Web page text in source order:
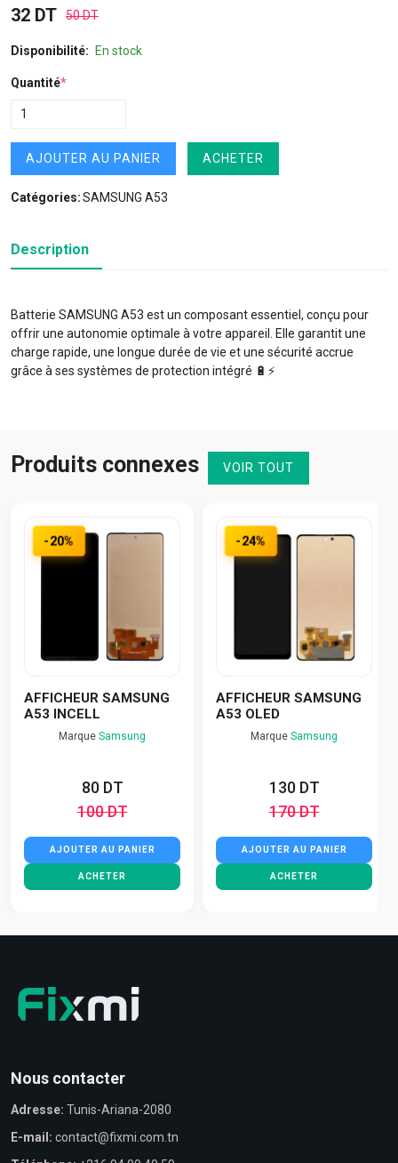
32 DT 50 DT
Disponibilité: En stock
Quantité*
AJOUTER AU PANIER ACHETER
Catégories:SAMSUNG A53
Description
Batterie SAMSUNG A53 est un composant essentiel, conçu pour
offrir une autonomie optimale à votre appareil. Elle garantit une
charge rapide, une longue durée de vie et une sécurité accrue
grâce à ses systèmes de protection intégré 🔋⚡️
Produits connexes VOIR TOUT
-20%
AFFICHEUR SAMSUNG
A53 INCELL
Marque Samsung
80 DT
100 DT
AJOUTER AU PANIER
ACHETER
-24%
AFFICHEUR SAMSUNG
A53 OLED
Marque Samsung
130 DT
170 DT
AJOUTER AU PANIER
ACHETER
Nous contacter
Adresse: Tunis-Ariana-2080
E-mail: contact@fixmi.com.tn